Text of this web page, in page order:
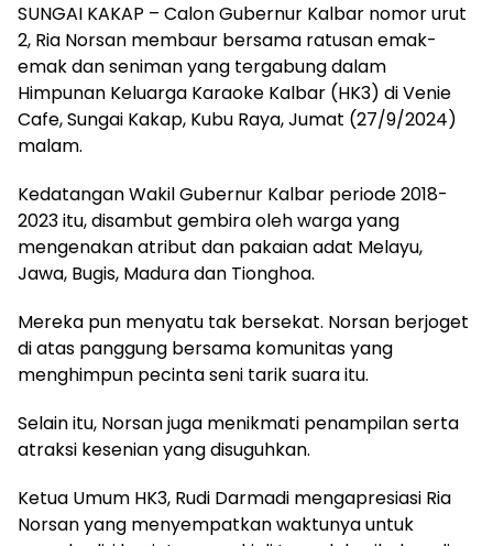
SUNGAI KAKAP – Calon Gubernur Kalbar nomor urut
2, Ria Norsan membaur bersama ratusan emak-
emak dan seniman yang tergabung dalam
Himpunan Keluarga Karaoke Kalbar (HK3) di Venie
Cafe, Sungai Kakap, Kubu Raya, Jumat (27/9/2024)
malam.
Kedatangan Wakil Gubernur Kalbar periode 2018-
2023 itu, disambut gembira oleh warga yang
mengenakan atribut dan pakaian adat Melayu,
Jawa, Bugis, Madura dan Tionghoa.
Mereka pun menyatu tak bersekat. Norsan berjoget
di atas panggung bersama komunitas yang
menghimpun pecinta seni tarik suara itu.
Selain itu, Norsan juga menikmati penampilan serta
atraksi kesenian yang disuguhkan.
Ketua Umum HK3, Rudi Darmadi mengapresiasi Ria
Norsan yang menyempatkan waktunya untuk